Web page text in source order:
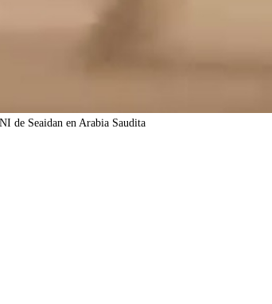
de Seaidan en Arabia Saudita